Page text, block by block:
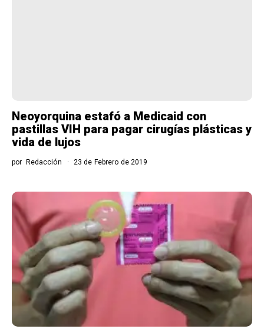
Neoyorquina estafó a Medicaid con
pastillas VIH para pagar cirugías plásticas y
vida de lujos
por Redacción 23 de Febrero de 2019